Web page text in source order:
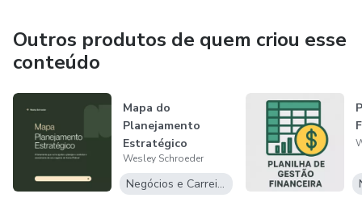
Me especializei em indicadores, ferramentas da qualidade,
PDCA, Processos e Excelência Operacional.
Dentre todas as ferramentas e técnicas utilizadas em
todos os anos, encontrei as ferramentas que coloco como
essências para qualquer organização, área ou negócio atingir
os resultados esperados: Indicadores, Ferramentas da
Qualidade, PDCA e um método para ter um
Outros produtos de quem criou esse
conteúdo
Mapa do
Planejamento
Estratégico
Wesley Schroeder
Negócios e Carreira